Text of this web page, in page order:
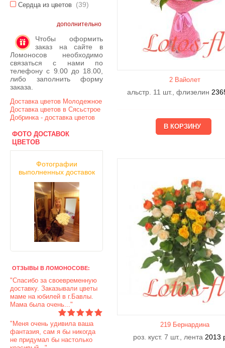
Сердца из цветов (39)
дополнительно
Чтобы оформить
заказ на сайте в
Ломоносов необходимо
связаться с нами по
телефону с 9.00 до 18.00,
либо заполнить форму
заказа.
Доставка цветов Молодежное
Доставка цветов в Сясьстрое
Добринка - доставка цветов
ФОТО ДОСТАВОК
ЦВЕТОВ
Фотографии
выполненных доставок
ОТЗЫВЫ В ЛОМОНОСОВЕ:
"Спасибо за своевременную
доставку. Заказывали цветы
маме на юбилей в г.Бавлы.
Мама была очень..."
"Меня очень удивила ваша
фантазия, сам я бы никогда
не придумал бы настолько
2 Вайолет
альстр. 11 шт., флизелин
219 Бернардина
роз. куст. 7 шт., лента 2013